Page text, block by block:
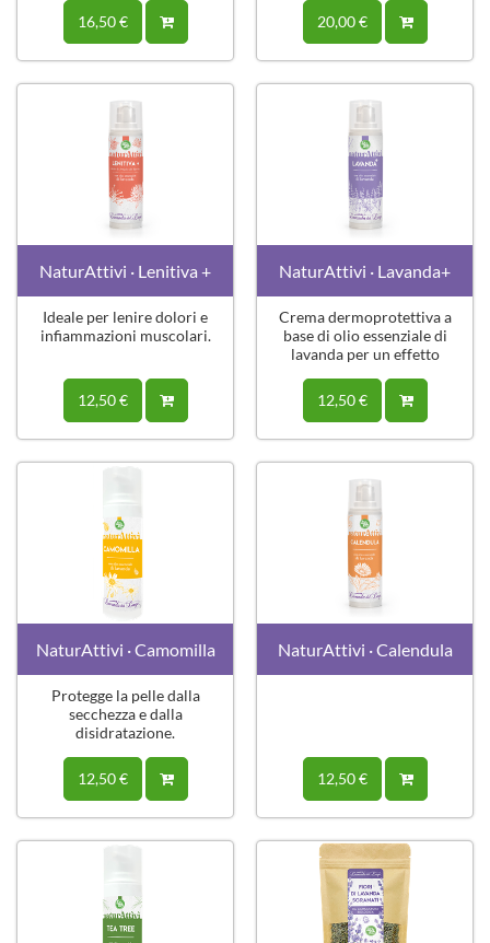
16,50 €
20,00 €
NaturAttivi · Lenitiva +
Ideale per lenire dolori e
infiammazioni muscolari.
12,50 €
NaturAttivi · Lavanda+
Crema dermoprotettiva a
base di olio essenziale di
lavanda per un effetto
12,50 €
NaturAttivi · Camomilla
Protegge la pelle dalla
secchezza e dalla
disidratazione.
12,50 €
NaturAttivi · Calendula
12,50 €